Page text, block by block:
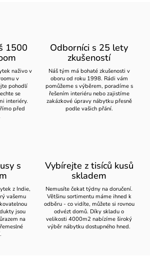
1500
naživo v
v
pohodlí
se
interiéry.
před
Odborníci s 25 lety
zkušeností
Náš tým má bohaté zkušenosti v
oboru od roku 1998. Rádi vám
pomůžeme s výběrem, poradíme s
řešením interiéru nebo zajistíme
zakázkové úpravy nábytku přesně
podle vašich přání.
s
z Indie,
vašemu
jsou
na
Vybírejte z tisíců kusů
skladem
Nemusíte čekat týdny na doručení.
Většinu sortimentu máme ihned k
odběru - co vidíte, můžete si rovnou
odvézt domů. Díky skladu o
velikosti 4000m2 nabízíme široký
výběr nábytku dostupného hned.